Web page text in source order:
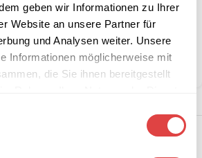
geben wir Informationen zu Ihrer
Website an unsere Partner für
und Analysen weiter. Unsere
Informationen möglicherweise mit
die Sie ihnen bereitgestellt
v.
und Kissen